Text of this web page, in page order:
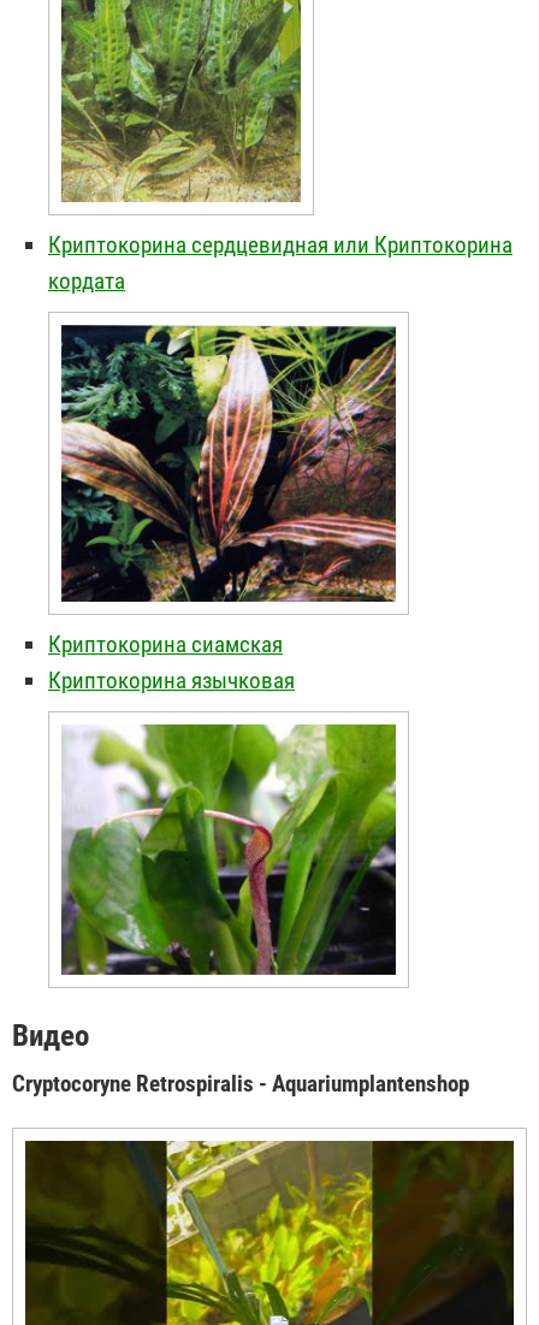
Криптокорина сердцевидная или Криптокорина
кордата
Криптокорина сиамская
Криптокорина язычковая
Видео
Cryptocoryne Retrospiralis - Aquariumplantenshop